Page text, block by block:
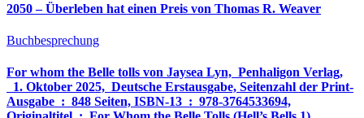
2050 – Überleben hat einen Preis von Thomas R. Weaver
Buchbesprechung
For whom the Belle tolls von Jaysea Lyn, ‎ Penhaligon Verlag,
‎ 1. Oktober 2025, ‎ Deutsche Erstausgabe, Seitenzahl der Print-
Ausgabe ‏ : ‎ 848 Seiten, ISBN-13 ‏ : ‎ 978-3764533694,